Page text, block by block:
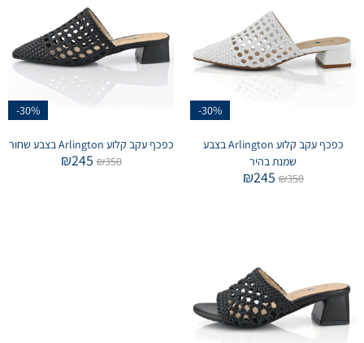
-30%
כפכף עקב קלוע Arlington בצבע
שמנת בהיר
₪350
₪245
-30%
כפכף עקב קלוע Arlington בצבע שחור
₪350
₪245